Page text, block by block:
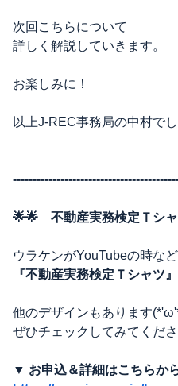
次回こちらについて
詳しく解説していきます。
お楽しみに！
以上J-REC事務局の中村で
🌟🌟 不動産実務検定Ｔシ
ウラケンがYouTubeの時な
『不動産実務検定Ｔシャツ』
他のデザインもあります
ぜひチェックしてみてくださ
▼ お申込＆詳細はこちらか